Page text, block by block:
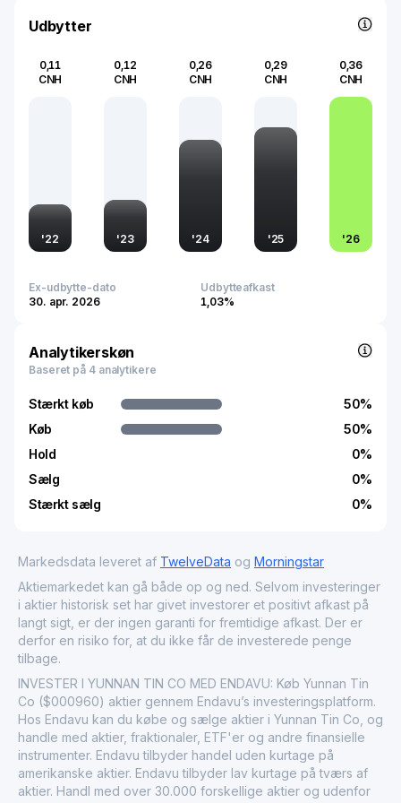
Udbytter
0,11
CNH
'22
0,12
CNH
'23
0,26
CNH
'24
0,29
CNH
'25
0,36
CNH
'26
Ex-udbytte-dato
30. apr. 2026
Udbytteafkast
1,03%
Analytikerskøn
Baseret på 4 analytikere
Stærkt køb
Køb
Hold
Sælg
Stærkt sælg
50%
50%
0%
0%
0%
Markedsdata leveret af TwelveData og Morningstar
Aktiemarkedet kan gå både op og ned. Selvom investeringer
i aktier historisk set har givet investorer et positivt afkast på
langt sigt, er der ingen garanti for fremtidige afkast. Der er
derfor en risiko for, at du ikke får de investerede penge
tilbage.
INVESTER I YUNNAN TIN CO MED ENDAVU: Køb Yunnan Tin
Co ($000960) aktier gennem Endavu’s investeringsplatform.
Hos Endavu kan du købe og sælge aktier i Yunnan Tin Co, og
handle med aktier, fraktionaler, ETF'er og andre finansielle
instrumenter. Endavu tilbyder handel uden kurtage på
amerikanske aktier. Endavu tilbyder lav kurtage på tværs af
aktier. Handl med over 30.000 forskellige aktier og udenfor